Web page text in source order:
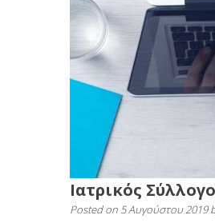
Ιατρικός
Posted on 5 Αυγούστου 2019